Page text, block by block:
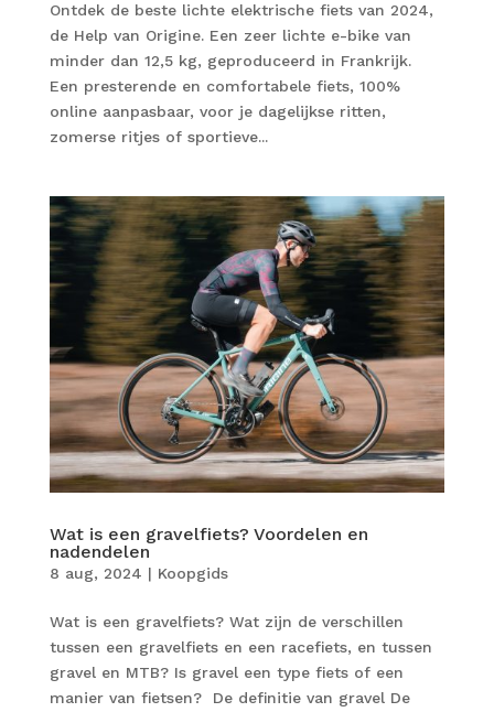
Ontdek de beste lichte elektrische fiets van 2024,
de Help van Origine. Een zeer lichte e-bike van
minder dan 12,5 kg, geproduceerd in Frankrijk.
Een presterende en comfortabele fiets, 100%
online aanpasbaar, voor je dagelijkse ritten,
zomerse ritjes of sportieve...
Wat is een gravelfiets? Voordelen en
nadendelen
8 aug, 2024 | Koopgids
Wat is een gravelfiets? Wat zijn de verschillen
tussen een gravelfiets en een racefiets, en tussen
gravel en MTB? Is gravel een type fiets of een
manier van fietsen? De definitie van gravel De